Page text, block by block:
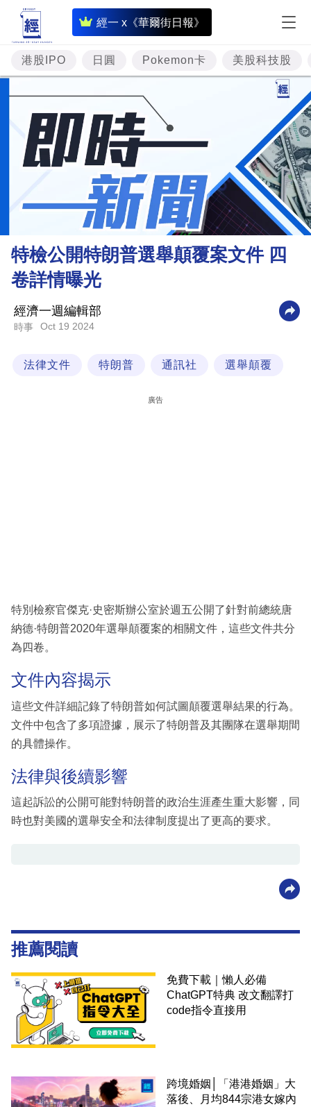
經一 x《華爾街日報》
即
時
財
經
專
題
投
資
樓
市
財
商
業
科
區
港股IPO 日圓 Pokemon卡 美股科技股
特檢公開特朗普選舉顛覆案文件 四
卷詳情曝光
經濟一週編輯部
時事 Oct 19 2024
法律文件 特朗普 通訊社 選舉顛覆
廣告
特別檢察官傑克·史密斯辦公室於週五公開了針對前總統唐
納德·特朗普2020年選舉顛覆案的相關文件，這些文件共分
為四卷。
文件內容揭示
這些文件詳細記錄了特朗普如何試圖顛覆選舉結果的行為。
文件中包含了多項證據，展示了特朗普及其團隊在選舉期間
的具體操作。
法律與後續影響
這起訴訟的公開可能對特朗普的政治生涯產生重大影響，同
時也對美國的選舉安全和法律制度提出了更高的要求。
推薦閱讀
免費下載｜懶人必備
ChatGPT特典 改文翻譯打
code指令直接用
跨境婚姻│「港港婚姻」大
落後、月均844宗港女嫁內